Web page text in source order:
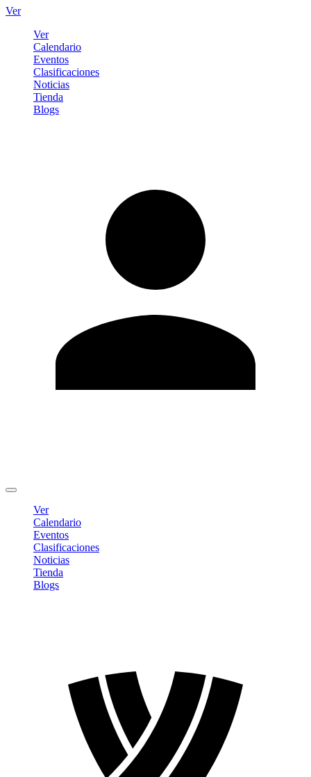
Ver
Ver
Calendario
Eventos
Clasificaciones
Noticias
Tienda
Blogs
Ver
Calendario
Eventos
Clasificaciones
Noticias
Tienda
Blogs